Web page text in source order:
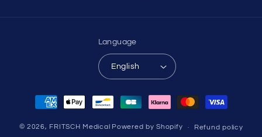
Language
English
Payment
methods
© 2026, FRITSCH Medical Powered by Shopify Refund policy